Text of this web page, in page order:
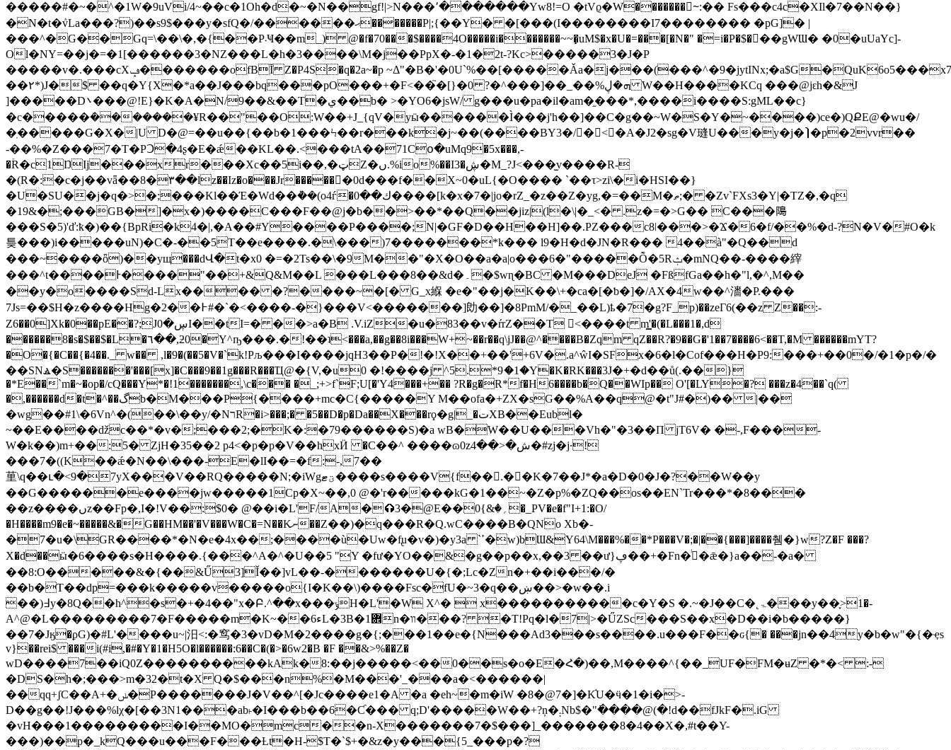
�����#�~�^�1W�9uVi/4~��c�1Oh�d�~�N��gf!|>N���٬�������Yw8!=O �tVϱ�W�������~ٕ:�� Fs���c4c�XIl�7��N��}
�N�t�ٛvLa���?)��s9$���y�sfQ�/������ޙ�������P|;{��Y� �[���(I��������I7�������� �pG]� |
���^�G��Gq=\��\�,�{��P܁Ҹ��m_) @�f�70���$����4O�����i�������~~�̝uM$�x�U�=���[�N�" �=i�P�$�󖘜��gWƜ� �0�uUaYc]-
Ol�NY=��j�=�1[������3�NZ���L�h�3����\M�j��PpX�-�1�2t-?Kc>�����3�J�P
�����v�.���cXݡ�������ofBĬ Z�P4S�q�2a~�p ~Δ"�B�'�0U`%��[�����Ǎa�j���(���^�9�jytINx;�a$G�QuK6o5���x7K��C�ZQCbޕ�YW!
��٢*)J�$ ��q�Y{X�*a��J���bq���pO���+�F<��֮�[}�0 ?�^���]��_��%ܗ�ڸ W��H����KCq ���@jԑh�&J
]�����D܌���@!E}�K�A�N/9��&��T�ي��b� >�YO6�jsW/ g���u�pa�il�am�֦���*,����i����S:gML��c}
�c�����ܿ�������¥R��"��O:W��+J_{qV�yӹ������Ì���j'h��]��C�g��~W�S�Y�~����)ce�)QՔE@�wu�/
�ֽ�����G�X�|U D�@=��u��{��b�1���Ϟ��r���k�j~��(����BY3�/�<�A�J2�sg�V㻱U���y�j�⎞�p�2vvr��
-��%�Z���7�T�Pꓛ�4ʂ�E�ǽ��KL��.<���tA��71Cօ�uMq9�5x���,-
�ۡR�c1ŊIj���xr���Xc��5i��,�ټZ�ں.%io%��I3�ڜ�M_?J<���̫v����R-
�(R�:�c�j��vǟ��8�٣��lz��Iz�o���Jr������0d���f��X~0�uL{�O���� `��τ>zi\�i�HSI��}
�U
�SU��j�q�>�;���Kl��Έ�Wd��ܵ��(o4ѓ�ﻙ��0����[k�x�7�|jo�rZ_�z��Z�yg,�=��M�ތ;� �Zv`FXs3�Y|�TZ�,�q
�19&�;���GB�]�x�)����C���Ϝ��@j�b��>��*��Q��jiz|(l�\|�_<� .z�=�>G�� C���﨩
���S�5)'ď:ҟ�)��{BpRi�k4�|,�A��#Y����P����;N|�GF�D��H��H]��.PZ���c8ǀ���>�Ϫ�6�f/��%�d-?N�V�#O�k
틎���)i�����uN)�C�-��5T��e����.�\���)7�������*k��� l9�H�d�JN�R��� 4��à"�Q��d
���~����ȫ)��yщ���dՎ�t�x0 �=�2Ts��\�9M��"�X�O��a�a|o���6�"�����Ȭ�5Rݑ�mNQ��-����縡
���^t����Ͱ����"��+&Q&M��L ���L���8��&d�۔�$wɳ�BC �M���DeJ �FßfGa��h�"l,�^,M��
��y�o����Sd-Lx���� �?����~�[� G_x緥 �e�"��j�K��\+�ca�[�ƅ�]�/AX�4w��^瀒�P.���
7Js=��$H�z����Hg�2��߅#�`�<����-�}���V<�������]勆��]�8PmM/�_��L)ҍ�7�g?F_p)��zeГ6(��z Z��:-
Z6��0]Xk�0��pE��?;Jڛ�0I��tI=� ��>a�B .V.iZ�u�83��v�ŕrZ��T 񦩐<����t m͇'�(�L���1�,d
������8�s�$��$�L�٦��,ƻ0�Y^ҧ���.�!��ʇ<���a,��g��8i���W+~��r��q\jJ��@^����B�Zqm qZ��R?�9��G�'1��7����6<��T,�M ������mYT?
�O�{�C��{�4��._ w�� ,l�9�(��5�V�`k!Pљ���I����jqΗ3��P�!�!X��+��'+6V�.a^ŵI�SFx�6�l�Cof���H�P9:���+��0�/�1�p�/�
��SNⳛ�S�������'���[x]�C���9��1g���R���Ҵ@�{V,�u0 �!����j ^5.*9ަ�1�Y�K�RK���3ؘJ�+�d��ů(.��}
�*E��`m�~�op�/cQ���Y*�!1�������,\c��� �_;+>f`F;U[�'Y4���+�� ?R�g�R*f�H6����b�Q��WIp�� O'[�LY�? ���z�4��`q(
�,������d�t�^��گb�M���P{����+mc�C{�����Y M��ofa�+ZX�sG��%A��q@�t"J#�)�� |��
�wg��#1\�6Vn^�(��\��y/�NרR�i>���;� �5��D�p�Da��X���rϙ�g|_�تXB��Eubl�
~��E����ǆc��*�v�;���2;�K�:�79������S)�a wB�W��U���Vh�"�3��П jT6V� �-,F���-
W�k��)m+��:5� ZjH�35��2 p4<�p�p�V��hxӤ �C��^ ����ɷ0zش�<��4�#zj�j·!
���7�((K��ǽ�N��\���-E�lI��=�f:-,7��
荲\q��ւ�<9�7yX���V��RQ�����N;�iWgؾޓ����s����V{f��񬳺.��K�7��J*�a�D�0�J�?��W��y
��G������e����jw�����1Cp�X~��,0 @�'r�����kG�1��~�Z�p%�ZQ��os��EN`Tr���*�8���
��z����ںz��Fp�,I�!V��:$0� @��i�L'F/A�⮉3�@E��؍�&}0�_PV�e�f"I+1:�O/
�H����m9�e�~�����&�G��HM��'�V���W�C�=N��Kނ��Z��)�q���R�Q.wC����B�QNo Xb�-
�7�u�\GR����*�N�e�4x��;����ù�Uw�f̢u�v�)�y3a `ߴ�w)bƜ&Y64\M���%��*P���V�;�|��{���]����췜�}w?Z�F ���?
X�d��ӹ�6����s�H����.{���^A�^�U��5 "Y �fư�YO��&�g��p��x,��3 ��ư}ڥ��+�Fn�ثᷝ�ǣ�}a��-�a�
��8:O�����&�{��&Ű3]Ǐ��]vL��-�������U�{�;Lc�Zn�+��i���/�
��b�T��dp=���k�����v�����o{I�K��\)����Fsc�fU�~3�q��ښ��>�w��.i
��)߃y�8Q��h^�s�+�4��"x�Բ.^��x���ݹH�L'�W X^�  x�����������c�Y�Ѕ �.~�J��C�˛ۃ���y��֪>1�-
A^@�L���������7�F�����m�K~��ء6L�3B�܎1n�װ���? �T!Pq�l�7|>�ŰZSc���S��x�D��i�b�����}
��7�Jӄ�ϼG)�#L'����u~|汨< :�窎�3�vD�M�2����g�{;���1��e�{N���Ad3���s����.u���F��ԍ{� ���jn��4y�b�w"�{�ҿs
v}��rei$ ���i(#i,�#�Y�1�H5O�l������:6��C�(�>�6w2�B �F ��&>%��Z�
ԝD����7��iQ0Z����������kAk�8:��j�����<��0��s�o�E�Հ�)��,M����^{��_UF�FM�ʉZ �*�< :-
�DS�h�;���>m�32�t�X Q�$���n%�M���'_���a�<������|
��qq+ʃC��A+�ݭ�P�������J�V��^[�Jc����e1�A �a �eh~�m�iW �8�@7�]�K֬U�ӵ�1�i�>-
D��g��!J���%lχ�[��3N1���ab˫�I���b��6�Ƈ��� q;D'�����W��+?ņ�܄Nb$�"߭����@(�!d��fJkF�.iG
�vH���1���������I��MO�mc��n-X�������7�$���]_�������8�4��X�,#t��Y-
���)��p�_kQ���u���F���Ƚt�H-$T�`$+�&z�y���{5_���p�?